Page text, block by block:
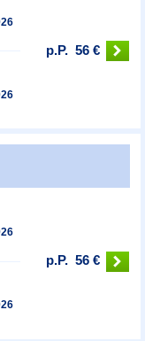
p.P. 56 €
p.P. 56 €